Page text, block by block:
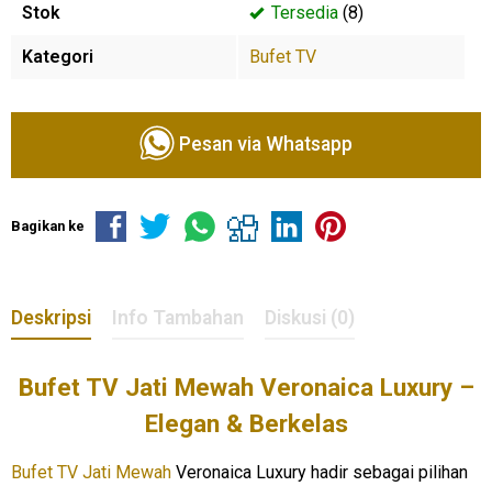
Stok Tersedia (8)
Kategori Bufet TV
Pesan via Whatsapp
Bagikan ke
Deskripsi Info Tambahan Diskusi (0)
Bufet TV Jati Mewah Veronaica Luxury –
Elegan & Berkelas
Bufet TV Jati Mewah Veronaica Luxury hadir sebagai pilihan